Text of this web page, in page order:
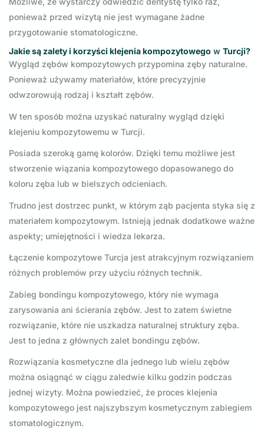
ponieważ przed wizytą nie jest wymagane żadne
przygotowanie stomatologiczne.
Jakie są zalety i korzyści klejenia kompozytowego w Turcji?
Wygląd zębów kompozytowych przypomina zęby naturalne.
Ponieważ używamy materiałów, które precyzyjnie
odwzorowują rodzaj i kształt zębów.
W ten sposób można uzyskać naturalny wygląd dzięki
klejeniu kompozytowemu w Turcji.
Posiada szeroką gamę kolorów. Dzięki temu możliwe jest
stworzenie wiązania kompozytowego dopasowanego do
koloru zęba lub w bielszych odcieniach.
Trudno jest dostrzec punkt, w którym ząb pacjenta styka się z
materiałem kompozytowym. Istnieją jednak dodatkowe ważne
aspekty; umiejętności i wiedza lekarza.
Łączenie kompozytowe Turcja jest atrakcyjnym rozwiązaniem
różnych problemów przy użyciu różnych technik.
Zabieg bondingu kompozytowego, który nie wymaga
zarysowania ani ścierania zębów. Jest to zatem świetne
rozwiązanie, które nie uszkadza naturalnej struktury zęba.
Jest to jedna z głównych zalet bondingu zębów.
Rozwiązania kosmetyczne dla jednego lub wielu zębów
można osiągnąć w ciągu zaledwie kilku godzin podczas
jednej wizyty. Można powiedzieć, że proces klejenia
kompozytowego jest najszybszym kosmetycznym zabiegiem
stomatologicznym.